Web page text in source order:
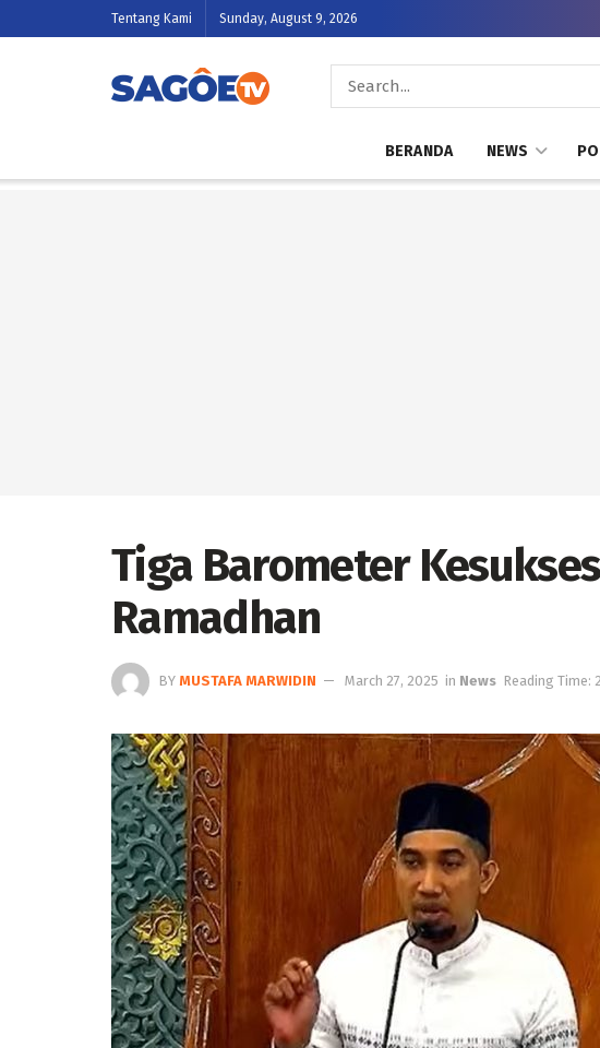
Tentang Kami Sunday, August 9, 2026
BERANDA NEWS
Tiga Barometer
Ramadhan
BY MUSTAFA MARWIDIN March 27, 2025 in News Reading Time: